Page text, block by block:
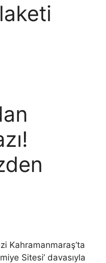
Kahramanmaraş’ta
Sitesi’ davasıyla